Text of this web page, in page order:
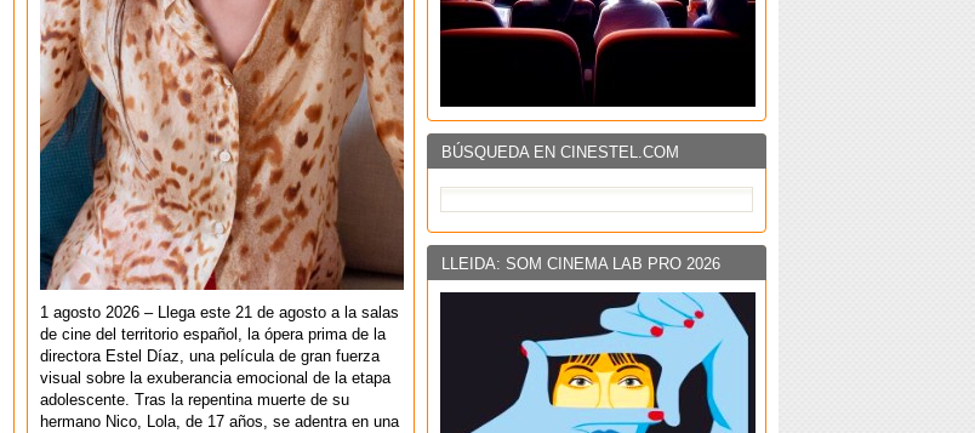
BÚSQUEDA EN CINESTEL.COM
LLEIDA: SOM CINEMA LAB PRO 2026
1 agosto 2026 – Llega este 21 de agosto a la salas
de cine del territorio español, la ópera prima de la
directora Estel Díaz, una película de gran fuerza
visual sobre la exuberancia emocional de la etapa
adolescente. Tras la repentina muerte de su
hermano Nico, Lola, de 17 años, se adentra en una